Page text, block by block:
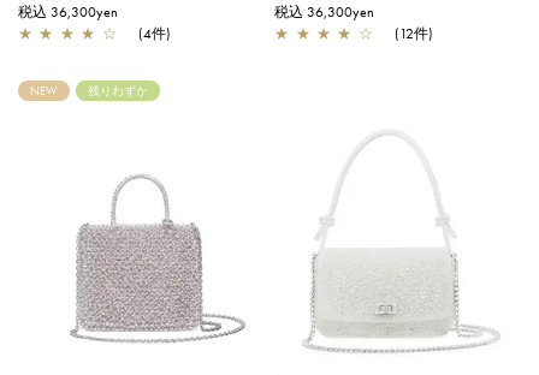
税込 36,300yen
★ ★ ★ ★ ☆ (4件)
税込 36,300yen
★ ★ ★ ★ ☆ (12件)
NEW 残りわずか